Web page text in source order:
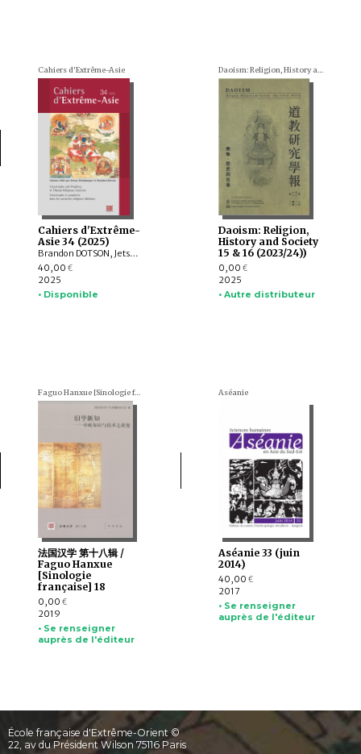
Cahiers d'Extrême-Asie
Cahiers d'Extrême-
Asie 34 (2025)
Brandon DOTSON, Jetsun DELEPLANQUE, Rory LINDSAY, Natasha MIKLES, Matthew KING, Naljor TSERING, SHAO Jiade, QIN Sen, SHEN Ting
40,00 €
2025
• Disponible
Daoism: Religion, History and Society
Daoism: Religion,
History and Society
15 & 16 (2023/24))
0,00 €
2025
• Autre distributeur
Faguo Hanxue [Sinologie française] (en chinois)
法国汉学 第十八辑 /
Faguo Hanxue
[Sinologie
française] 18
0,00 €
2019
• Se renseigner
auprès de l'éditeur
Aséanie
Aséanie 33 (juin
2014)
40,00 €
2017
• Se renseigner
auprès de l'éditeur
École française d'Extrême-Orient ©
22, av du Président Wilson 75116 Paris